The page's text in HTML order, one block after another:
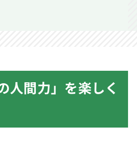
人間力」を楽しく